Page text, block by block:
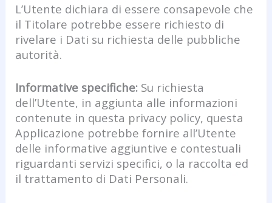
L’Utente dichiara di essere consapevole che
il Titolare potrebbe essere richiesto di
rivelare i Dati su richiesta delle pubbliche
autorità.
Informative specifiche: Su richiesta
dell’Utente, in aggiunta alle informazioni
contenute in questa privacy policy, questa
Applicazione potrebbe fornire all’Utente
delle informative aggiuntive e contestuali
riguardanti servizi specifici, o la raccolta ed
il trattamento di Dati Personali.